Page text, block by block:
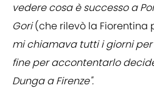
vedere cosa è successo a
Gori(che rilevò la Fiorentina
mi chiamava tutti i giorni
fine per accontentarlo
Dunga a Firenze".